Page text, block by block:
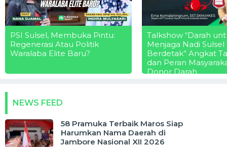
PSI Sulsel, Membuka Pintu:
Regenerasi Atau Politik
Waralaba Elite Baru?
Talkshow “Darah
Menjaga Nadi Sulsel
Berdetak” Angkat
dan Peran
Donor Darah
NEWS FEED
58 Pramuka Terbaik Maros Siap
Harumkan Nama Daerah di
Jambore Nasional XII 2026